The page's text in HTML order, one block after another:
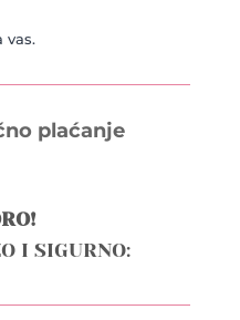
vas.
plaćanje
I SIGURNO: